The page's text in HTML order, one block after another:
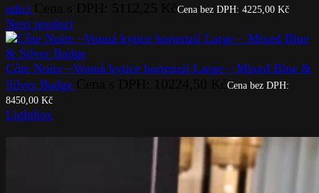
edici
Cena bez DPH: 4225,00 Kč
Next product
Côte Noire –Vonná kytice hortenzií Large – Mixed Blue &
Silver Badge
Cena bez DPH:
8450,00 Kč
Lightbox